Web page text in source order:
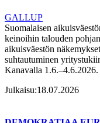
GALLUP
Suomalaisen
keinoihin talouden
aikuisväestön
suhtautuminen
Kanavalla 1.6.–4.6.2026.
Julkaisu:18.07.2026